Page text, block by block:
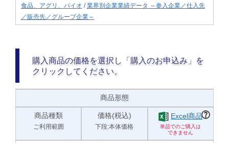
食品、アグリ、バイオ /業界別企業業績データ ～参入企業／仕入先
／販売先／グループ企業～
購入商品の価格を選択し「購入のお申込み」を
クリックしてください。
商品形態
商品種類
ご利用範囲
価格(税込)
下段:本体価格
Excel商品